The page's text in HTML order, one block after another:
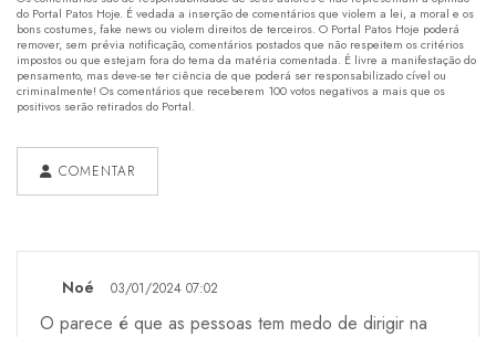
do Portal Patos Hoje. É vedada a inserção de comentários que violem a lei, a moral e os
bons costumes, fake news ou violem direitos de terceiros. O Portal Patos Hoje poderá
remover, sem prévia notificação, comentários postados que não respeitem os critérios
impostos ou que estejam fora do tema da matéria comentada. É livre a manifestação do
pensamento, mas deve-se ter ciência de que poderá ser responsabilizado cível ou
criminalmente! Os comentários que receberem 100 votos negativos a mais que os
positivos serão retirados do Portal.
COMENTAR
Noé 03/01/2024 07:02
O parece é que as pessoas tem medo de dirigir na